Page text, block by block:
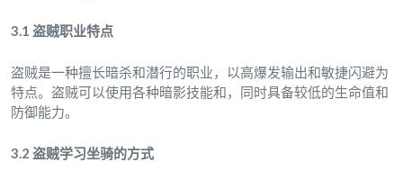
3.1 盗贼职业特点
盗贼是一种擅长暗杀和潜行的职业，以高爆发输出和敏捷闪避为
特点。盗贼可以使用各种暗影技能和，同时具备较低的生命值和
防御能力。
3.2 盗贼学习坐骑的方式